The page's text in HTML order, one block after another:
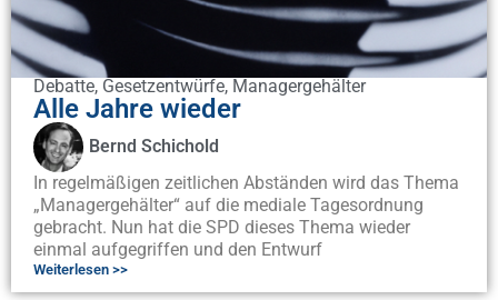
Debatte, Gesetzentwürfe, Managergehälter
Alle Jahre wieder
Bernd Schichold
In regelmäßigen zeitlichen Abständen wird das Thema
„Managergehälter“ auf die mediale Tagesordnung
gebracht. Nun hat die SPD dieses Thema wieder
einmal aufgegriffen und den Entwurf
Weiterlesen >>